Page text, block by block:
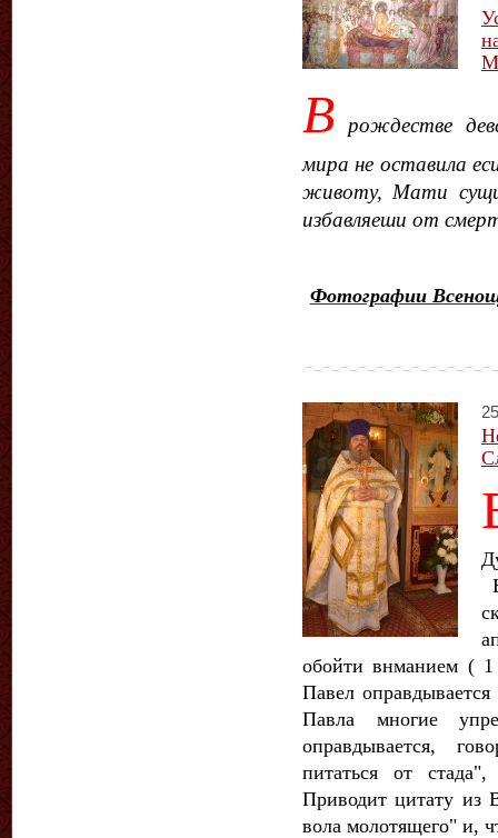
В
рождестве
мира не оставила
животу, Мати
избавляеши от
Фотографии
обойти внманием (
Павел
Павла многие
оправдывается,
питаться от
Приводит цитату из
вола молотящего" и,